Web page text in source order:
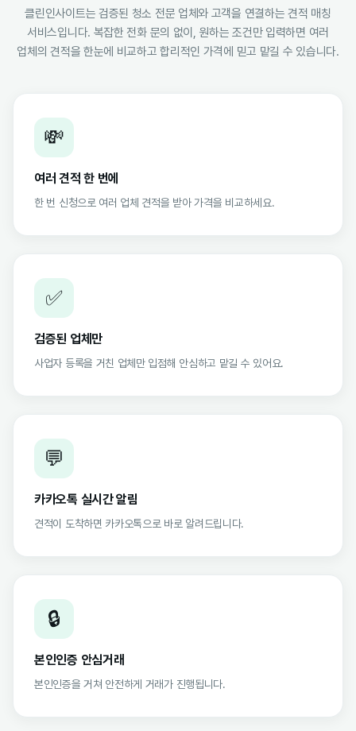
클린인사이트는 검증된 청소 전문 업체와 고객을 연결하는 견적 매칭
서비스입니다. 복잡한 전화 문의 없이, 원하는 조건만 입력하면 여러
업체의 견적을 한눈에 비교하고 합리적인 가격에 믿고 맡길 수 있습니다.
💸
여러 견적 한 번에
한 번 신청으로 여러 업체 견적을 받아 가격을 비교하세요.
✅
검증된 업체만
사업자 등록을 거친 업체만 입점해 안심하고 맡길 수 있어요.
💬
카카오톡 실시간 알림
견적이 도착하면 카카오톡으로 바로 알려드립니다.
🔒
본인인증 안심거래
본인인증을 거쳐 안전하게 거래가 진행됩니다.